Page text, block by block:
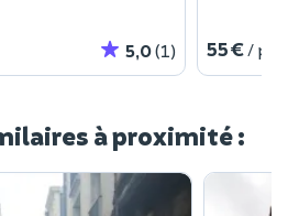
5,0(1) 55 € /
à proximité :